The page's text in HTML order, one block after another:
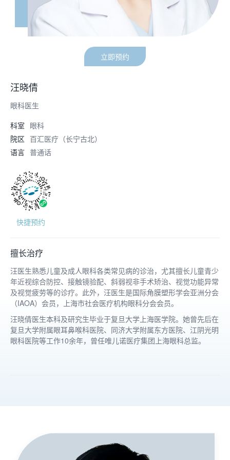
立即预约
汪晓倩
眼科医生
科室 眼科
院区 百汇医疗（长宁古北）
语言 普通话
快捷预约
擅长治疗
汪医生熟悉儿童及成人眼科各类常见病的诊治，尤其擅长儿童青少
年近视综合防控、接触镜验配、斜弱视非手术矫治、视觉功能异常
及视觉疲劳等的诊疗。此外，汪医生是国际角膜塑形学会亚洲分会
（IAOA）会员，上海市社会医疗机构眼科分会会员。
汪晓倩医生本科及研究生毕业于复旦大学上海医学院。她曾先后在
复旦大学附属眼耳鼻喉科医院、同济大学附属东方医院、江阴光明
眼科医院等工作10余年，曾任唯儿诺医疗集团上海眼科总监。